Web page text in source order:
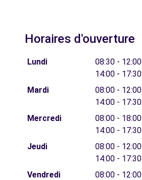
Horaires d'ouverture
Lundi
08:30 - 12:00
14:00 - 17:30
Mardi
08:00 - 12:00
14:00 - 17:30
Mercredi
08:00 - 18:00
14:00 - 17:30
Jeudi
08:00 - 12:00
14:00 - 17:30
Vendredi
08:00 - 12:00